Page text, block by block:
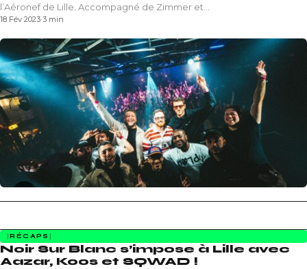
l’Aéronef de Lille. Accompagné de Zimmer et…
18 Fév 2023·3 min
RÉCAPS
Noir Sur Blanc s’impose à Lille avec
Aazar, Koos et SQWAD !